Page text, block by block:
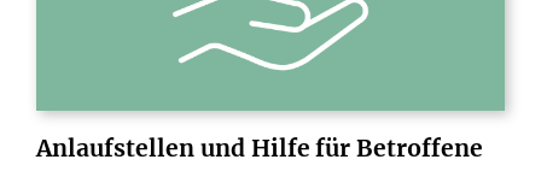
Anlaufstellen und Hilfe für Betroffene